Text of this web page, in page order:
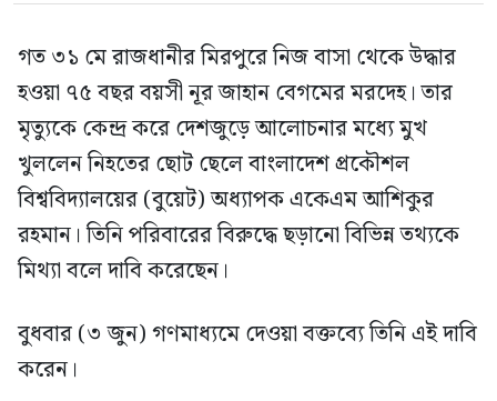
গত ৩১ মে রাজধানীর মিরপুরে নিজ বাসা থেকে উদ্ধার
হওয়া ৭৫ বছর বয়সী নূর জাহান বেগমের মরদেহ। তার
মৃত্যুকে কেন্দ্র করে দেশজুড়ে আলোচনার মধ্যে মুখ
খুললেন নিহতের ছোট ছেলে বাংলাদেশ প্রকৌশল
বিশ্ববিদ্যালয়ের (বুয়েট) অধ্যাপক একেএম আশিকুর
রহমান। তিনি পরিবারের বিরুদ্ধে ছড়ানো বিভিন্ন তথ্যকে
মিথ্যা বলে দাবি করেছেন।
বুধবার (৩ জুন) গণমাধ্যমে দেওয়া বক্তব্যে তিনি এই দাবি
করেন।